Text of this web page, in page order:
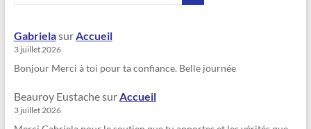
Gabrielasur Accueil
3 juillet 2026
Bonjour Merci à toi pour ta confiance. Belle journée
Beauroy EustachesurAccueil
3 juillet 2026